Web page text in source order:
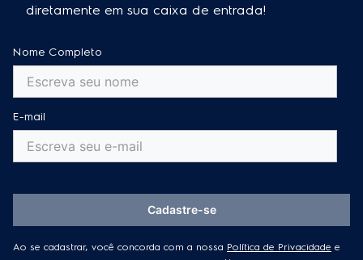
diretamente em sua caixa de entrada!
Nome Completo
E-mail
Ao se cadastrar, você concorda com a nossa Política de Privacidade e
Cadastre-se